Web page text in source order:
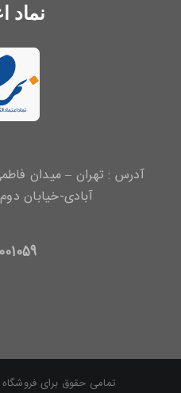
نماد
آدرس : تهران – میدان
آبادی-خیابان دوم-پلاک
تمامی حقوق برای